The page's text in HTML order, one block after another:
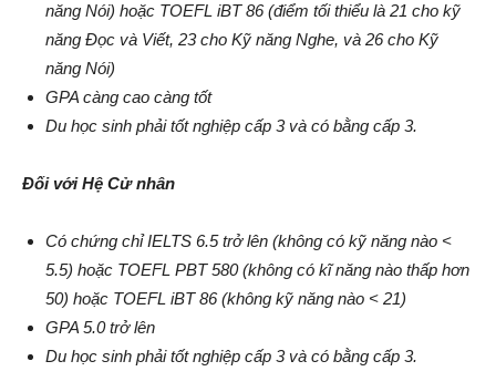
năng Nói) hoặc TOEFL iBT 86 (điểm tối thiểu là 21 cho kỹ
năng Đọc và Viết, 23 cho Kỹ năng Nghe, và 26 cho Kỹ
năng Nói)
GPA càng cao càng tốt
Du học sinh phải tốt nghiệp cấp 3 và có bằng cấp 3.
Đối với Hệ Cử nhân
Có chứng chỉ IELTS 6.5 trở lên (không có kỹ năng nào <
5.5) hoặc TOEFL PBT 580 (không có kĩ năng nào thấp hơn
50) hoặc TOEFL iBT 86 (không kỹ năng nào < 21)
GPA 5.0 trở lên
Du học sinh phải tốt nghiệp cấp 3 và có bằng cấp 3.